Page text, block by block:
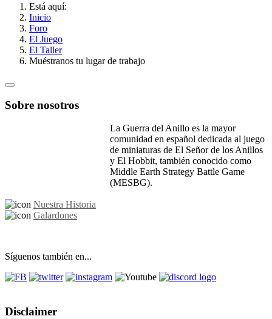
Está aquí:
Inicio
Foro
El Juego
El Taller
Muéstranos tu lugar de trabajo
Sobre nosotros
La Guerra del Anillo es la mayor
comunidad en español dedicada al juego
de miniaturas de El Señor de los Anillos
y El Hobbit, también conocido como
Middle Earth Strategy Battle Game
(MESBG).
Nuestra Historia
Galardones
Síguenos también en...
Disclaimer